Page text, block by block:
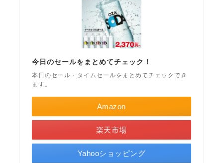
今日のセールをまとめてチェック！
本日のセール・タイムセールをまとめてチェックでき
ます。
Amazon
楽天市場
Yahooショッピング